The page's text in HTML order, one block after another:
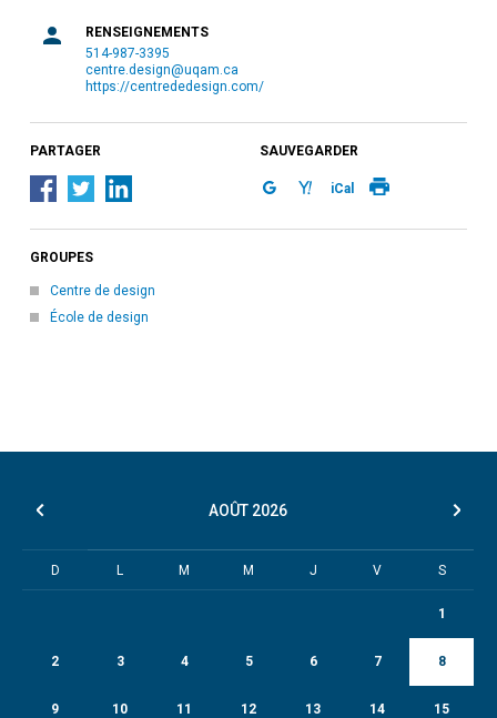
RENSEIGNEMENTS
514-987-3395
centre.design@uqam.ca
https://centrededesign.com/
PARTAGER SAUVEGARDER
iCal
GROUPES
Centre de design
École de design
AOÛT 2026
D L M M J V S
1
2 3 4 5 6 7 8
9 10 11 12 13 14 15